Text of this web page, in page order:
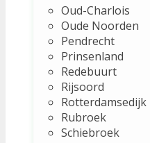
Oud-Charlois
Oude Noorden
Pendrecht
Prinsenland
Redebuurt
Rijsoord
Rotterdamsedijk
Rubroek
Schiebroek